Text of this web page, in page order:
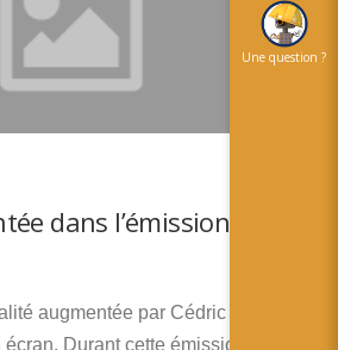
dans l’émission plein
augmentée par Cédric Ingrand
Durant cette émission il y a
Une question ?